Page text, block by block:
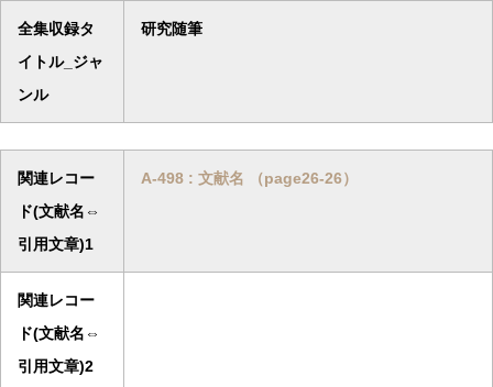
全集収録タ
イトル_ジャ
ンル
研究随筆
関連レコー
ド(文献名⇔
引用文章)1
A-498 : 文献名 （page26-26）
関連レコー
ド(文献名⇔
引用文章)2